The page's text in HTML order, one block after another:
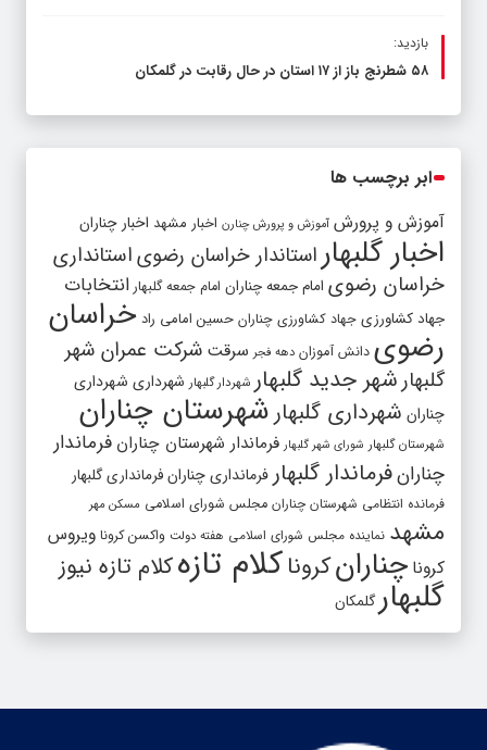
بازدید:
۵۸ شطرنج‌ باز از ۱۷ استان در حال رقابت در گلمکان
ابر برچسب ها
آموزش و پرورش آموزش و پرورش چنارن اخبار مشهد اخبار چناران
اخبار گلبهار استاندار خراسان رضویاستانداری
خراسان رضوی امام جمعه چناران امام جمعه گلبهار انتخابات
جهاد کشاورزی جهاد کشاورزی چناران حسین امامی راد خراسان
رضوی دانش آموزان دهه فجر سرقت شرکت عمران شهر
گلبهار شهر جدید گلبهار شهردار گلبهار شهرداری شهرداری
چناران شهرداری گلبهار شهرستان چناران
شهرستان گلبهار شورای شهر گلبهار فرماندار شهرستان چناران فرماندار
چنارانفرماندار گلبهار فرمانداری چنارانفرمانداری گلبهار
فرمانده انتظامی شهرستان چناران مجلس شورای اسلامی مسکن مهر
مشهد نماینده مجلس شورای اسلامی هفته دولت واکسن کرونا ویروس
کرونا چنارانکروناکلام تازهکلام تازه نیوز
گلبهار گلمکان